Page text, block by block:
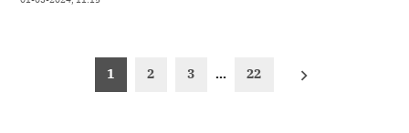
1 2 3 … 22